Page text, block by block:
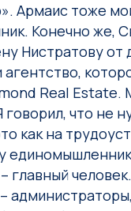
Армаис тоже
Конечно же,
Нистратову от
Real Estate.
говорил, что не
как на
главный
администраторы,